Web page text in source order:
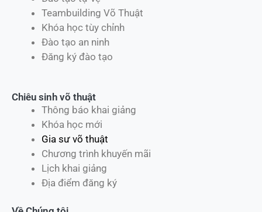
Teambuilding Võ Thuật
Khóa học tùy chỉnh
Đào tạo an ninh
Đăng ký đào tạo
Chiêu sinh võ thuật
Thông báo khai giảng
Khóa học mới
Gia sư võ thuật
Chương trình khuyến mãi
Lịch khai giảng
Địa điểm đăng ký